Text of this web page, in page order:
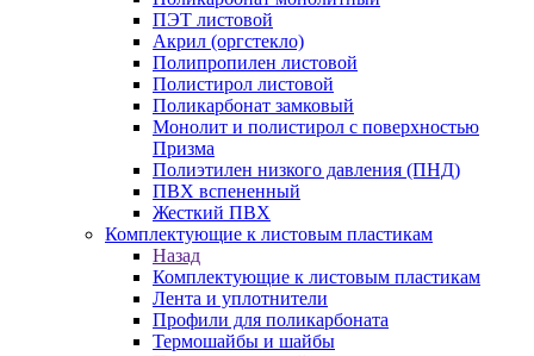
ПЭТ листовой
Акрил (оргстекло)
Полипропилен листовой
Полистирол листовой
Поликарбонат замковый
Монолит и полистирол с поверхностью
Призма
Полиэтилен низкого давления (ПНД)
ПВХ вспененный
Жесткий ПВХ
Комплектующие к листовым пластикам
Назад
Комплектующие к листовым пластикам
Лента и уплотнители
Профили для поликарбоната
Термошайбы и шайбы